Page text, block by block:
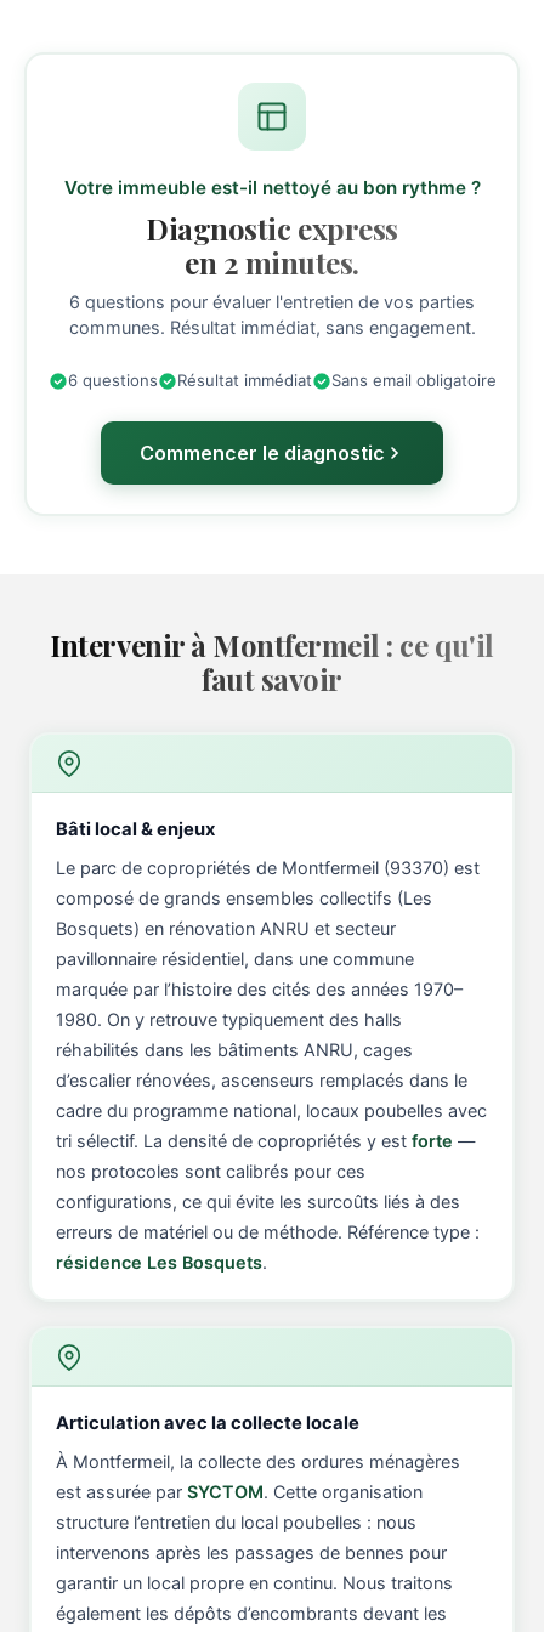
Votre immeuble est-il nettoyé au bon rythme ?
Diagnostic express
en 2 minutes.
6 questions pour évaluer l'entretien de vos parties
communes. Résultat immédiat, sans engagement.
6 questions Résultat immédiat Sans email obligatoire
Commencer le diagnostic
Intervenir à Montfermeil : ce qu'il
faut savoir
Bâti local & enjeux
Le parc de copropriétés de Montfermeil (93370) est
composé de grands ensembles collectifs (Les
Bosquets) en rénovation ANRU et secteur
pavillonnaire résidentiel, dans une commune
marquée par l’histoire des cités des années 1970–
1980. On y retrouve typiquement des halls
réhabilités dans les bâtiments ANRU, cages
d’escalier rénovées, ascenseurs remplacés dans le
cadre du programme national, locaux poubelles avec
tri sélectif. La densité de copropriétés y est forte —
nos protocoles sont calibrés pour ces
configurations, ce qui évite les surcoûts liés à des
erreurs de matériel ou de méthode. Référence type :
résidence Les Bosquets.
Articulation avec la collecte locale
À Montfermeil, la collecte des ordures ménagères
est assurée par SYCTOM. Cette organisation
structure l’entretien du local poubelles : nous
intervenons après les passages de bennes pour
garantir un local propre en continu. Nous traitons
également les dépôts d’encombrants devant les